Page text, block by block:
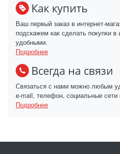
Как купить
Ваш первый заказ в интернет-
подскажем как сделать покупки в
удобными.
Подробнее
Всегда на связи
Связаться с нами можно любым
e-mail, телефон, социальные
Подробнее